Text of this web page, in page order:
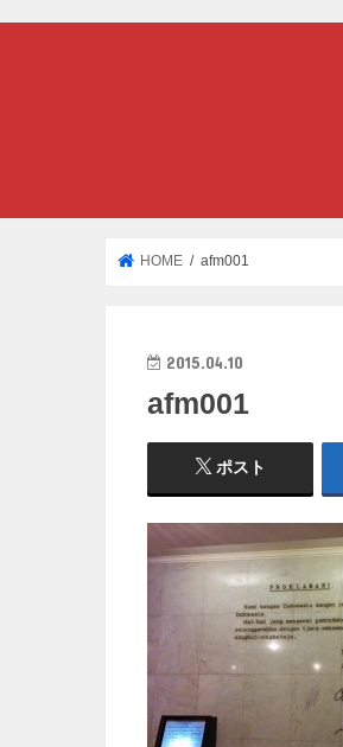
HOME afm001
2015.04.10
afm001
ポスト